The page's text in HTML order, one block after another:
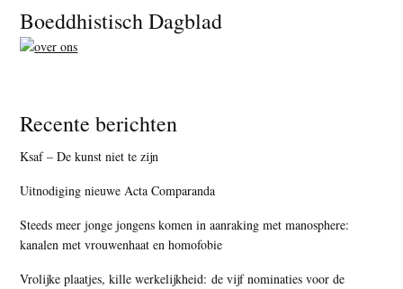
Footer
Boeddhistisch Dagblad
Recente berichten
Ksaf – De kunst niet te zijn
Uitnodiging nieuwe Acta Comparanda
Steeds meer jonge jongens komen in aanraking met manosphere:
kanalen met vrouwenhaat en homofobie
Vrolijke plaatjes, kille werkelijkheid: de vijf nominaties voor de